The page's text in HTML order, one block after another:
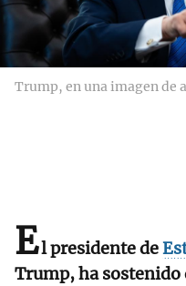
Trump, en una imagen de
El presidente de
Trump, ha sostenido